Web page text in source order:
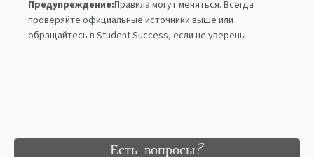
Предупреждение:Правила могут меняться. Всегда
проверяйте официальные источники выше или
обращайтесь в Student Success, если не уверены.
Есть вопросы?